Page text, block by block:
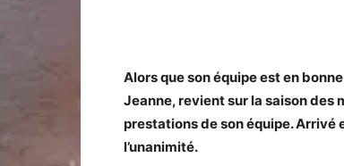
Alors que son équipe est en
Jeanne, revient sur la saison des
prestations de son équipe. Arrivé
l’unanimité.